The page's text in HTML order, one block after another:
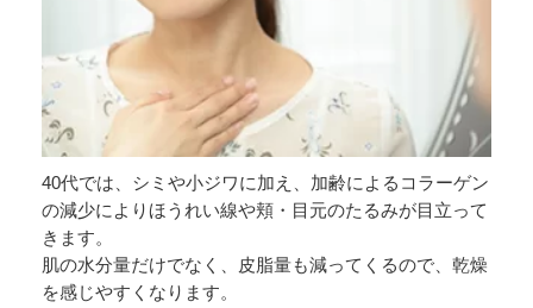
40代では、シミや小ジワに加え、加齢によるコラーゲン
の減少によりほうれい線や頬・目元のたるみが目立って
きます。
肌の水分量だけでなく、皮脂量も減ってくるので、乾燥
を感じやすくなります。